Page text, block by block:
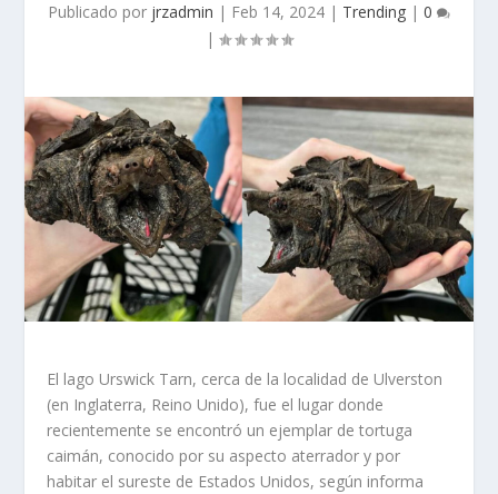
Publicado por jrzadmin | Feb 14, 2024 | Trending | 0
|
El lago Urswick Tarn, cerca de la localidad de Ulverston
(en Inglaterra, Reino Unido), fue el lugar donde
recientemente se encontró un ejemplar de tortuga
caimán, conocido por su aspecto aterrador y por
habitar el sureste de Estados Unidos, según informa